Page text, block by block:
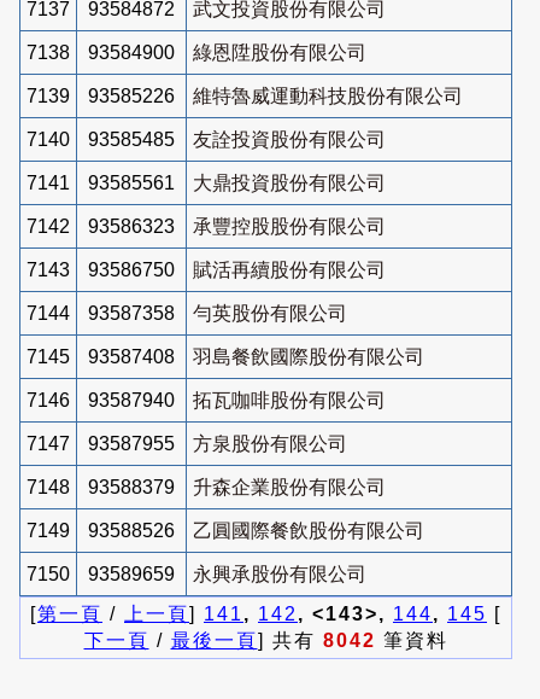
7137 93584872 武文投資股份有限公司
7138 93584900 綠恩陞股份有限公司
7139 93585226 維特魯威運動科技股份有限公司
7140 93585485 友詮投資股份有限公司
7141 93585561 大鼎投資股份有限公司
7142 93586323 承豐控股股份有限公司
7143 93586750 賦活再續股份有限公司
7144 93587358 勻英股份有限公司
7145 93587408 羽島餐飲國際股份有限公司
7146 93587940 拓瓦咖啡股份有限公司
7147 93587955 方泉股份有限公司
7148 93588379 升森企業股份有限公司
7149 93588526 乙圓國際餐飲股份有限公司
7150 93589659
永興承股份有限公司
[第一頁 / 上一頁] 141 , 142 , <143>, 144, 145 [
下一頁 / 最後一頁] 共有 8042 筆資料